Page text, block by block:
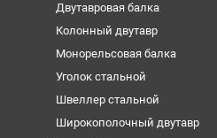
Двутавровая балка
Колонный двутавр
Монорельсовая балка
Уголок стальной
Швеллер стальной
Широкополочный двутавр